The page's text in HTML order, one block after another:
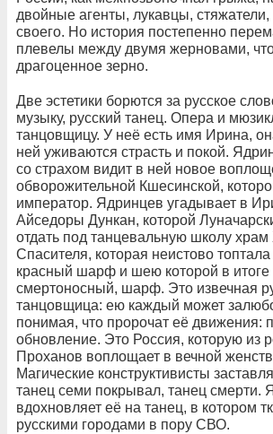
двойные агенты, лукавцы, стяжатели,
своего. Но история постепенно
плевелы между двумя жерновами,
драгоценное зерно.
Две эстетики борются за русское
музыку, русский танец. Опера и
танцовщицу. У неё есть имя Ирина,
ней уживаются страсть и покой.
со страхом видит в ней новое
обворожительной Кшесинской,
император. Ядринцев угадывает в
Айседоры Дункан, которой
отдать под танцевальную школу храм
Спасителя, которая неистово
красный шарф и шею которой в итоге
смертоносный, шарф. Это извечная
танцовщица: ею каждый может
понимая, что пророчат её движения:
обновление. Это Россия, которую из
Проханов воплощает в вечной
Магические конструктивисты
танец семи покрывал, танец смерти.
вдохновляет её на танец, в котором
русскими городами в пору СВО.